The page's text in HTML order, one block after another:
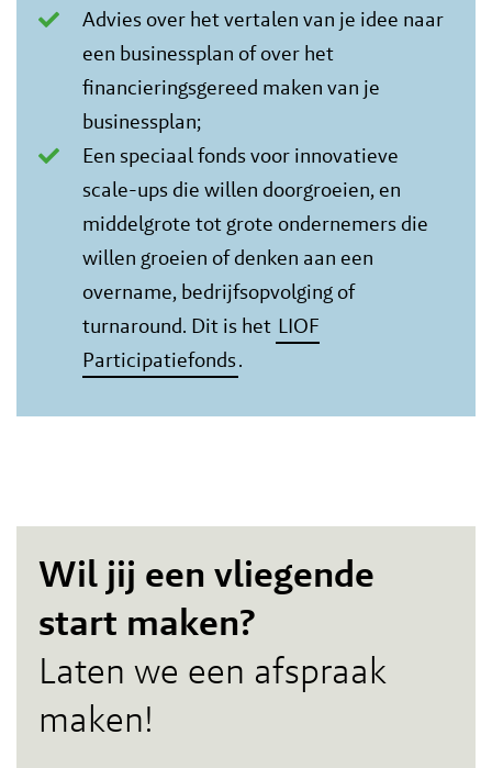
Advies over het vertalen van je idee naar
een businessplan of over het
financieringsgereed maken van je
businessplan;
Een speciaal fonds voor innovatieve
scale-ups die willen doorgroeien, en
middelgrote tot grote ondernemers die
willen groeien of denken aan een
overname, bedrijfsopvolging of
turnaround. Dit is het LIOF
Participatiefonds.
Wil jij een vliegende
start maken?
Laten we een afspraak
maken!